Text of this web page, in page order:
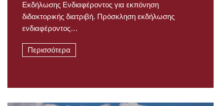
Εκδήλωσης Ενδιαφέροντος για εκπόνηση
διδακτορικής διατριβή. Πρόσκληση εκδήλωσης
ενδιαφέροντος…
Περισσότερα